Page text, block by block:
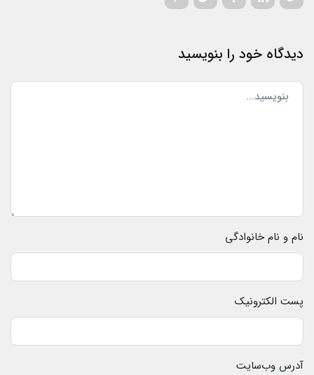
دیدگاه خود را بنویسید
نام و نام خانوادگی
پست الکترونیک
آدرس وب‌سایت